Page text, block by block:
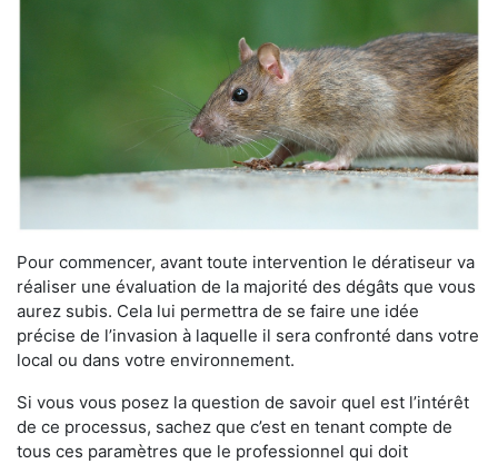
Pour commencer, avant toute intervention le dératiseur va
réaliser une évaluation de la majorité des dégâts que vous
aurez subis. Cela lui permettra de se faire une idée
précise de l’invasion à laquelle il sera confronté dans votre
local ou dans votre environnement.
Si vous vous posez la question de savoir quel est l’intérêt
de ce processus, sachez que c’est en tenant compte de
tous ces paramètres que le professionnel qui doit